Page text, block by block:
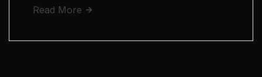
Read More